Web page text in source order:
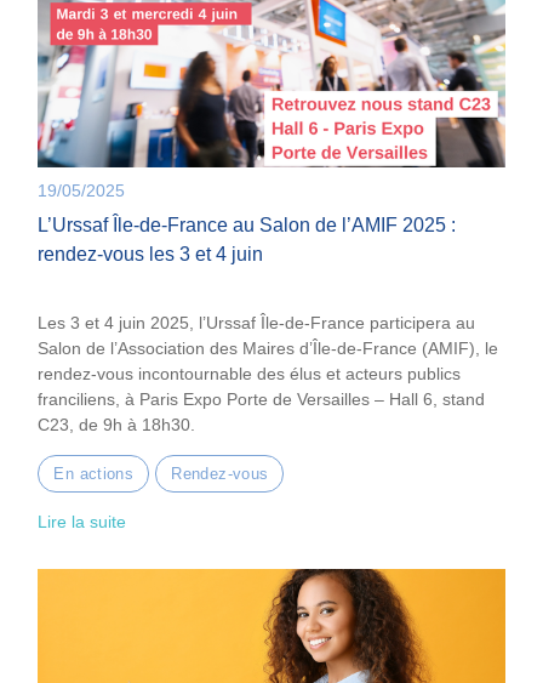
19/05/2025
L’Urssaf Île-de-France au Salon de l’AMIF 2025 :
rendez-vous les 3 et 4 juin
Les 3 et 4 juin 2025, l’Urssaf Île-de-France participera au
Salon de l’Association des Maires d’Île-de-France (AMIF), le
rendez-vous incontournable des élus et acteurs publics
franciliens, à Paris Expo Porte de Versailles – Hall 6, stand
C23, de 9h à 18h30.
En actions Rendez-vous
Lire la suite